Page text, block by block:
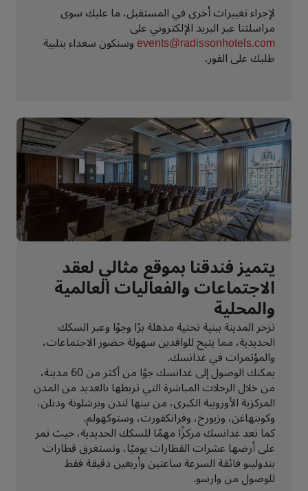
لإجراء تغييرات أخرى في المستقبل، ما عليك سوى
مراسلتنا عبر البريد الإلكتروني على
events@radissonhotels.comوسنكون سعداء بتلبية
طلبك على الفور.
يتميز فندقنا بموقع مثالي لعقد
الاجتماعات والفعاليات العالمية
والمحلية
تزخر المدينة ببنية تحتية مذهلة برًا وجوًا وعبر السكك
الحديدية، مما يتيح للوافدين سهولة حضور الاجتماعات،
والمؤتمرات في غدانسك.
يمكنك الوصول إلى غدانسك جوًا من أكثر من 60 مدينة،
من خلال الرحلات المباشرة التي تربطها بالعديد من المدن
المركزية الأوروبية الكبرى، من بينها لندن وبرشلونة ودبلن،
وكوبنهاغن، وزيورخ، وفرانكفورت، وستوكهولم.
كما تعد غدانسك مركزًا مهمًا للسكك الحديدية، حيث تمر
على أرضها عشرات القطارات يوميًا، وتستغرق قطارات
بندولينو فائقة السرعة ساعتين وأربعين دقيقة فقط
للوصول من وارسو.